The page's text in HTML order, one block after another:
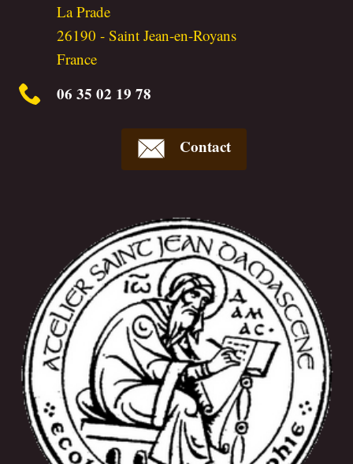
La Prade
26190 -Saint Jean-en-Royans
France
06 35 02 19 78
Contact